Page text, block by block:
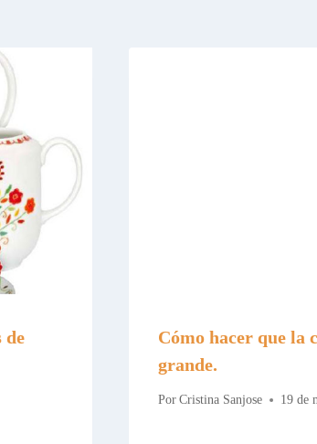
de
Cómo hacer que la
grande.
Por Cristina Sanjose 19 de